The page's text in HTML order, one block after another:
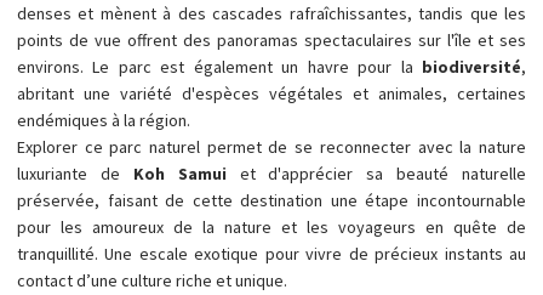
denses et mènent à des cascades rafraîchissantes, tandis que les
points de vue offrent des panoramas spectaculaires sur l'île et ses
environs. Le parc est également un havre pour la biodiversité,
abritant une variété d'espèces végétales et animales, certaines
endémiques à la région.
Explorer ce parc naturel permet de se reconnecter avec la nature
luxuriante de Koh Samui et d'apprécier sa beauté naturelle
préservée, faisant de cette destination une étape incontournable
pour les amoureux de la nature et les voyageurs en quête de
tranquillité. Une escale exotique pour vivre de précieux instants au
contact d’une culture riche et unique.